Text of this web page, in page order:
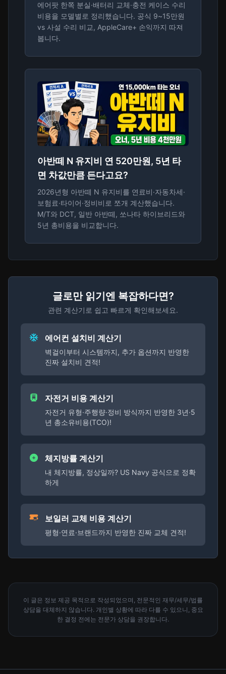
에어팟 한쪽 분실·배터리 교체·충전 케이스 수리
비용을 모델별로 정리했습니다. 공식 9~15만원
vs 사설 수리 비교, AppleCare+ 손익까지 따져
봅니다.
아반떼 N 유지비 연 520만원, 5년 타
면 차값만큼 든다고요?
2026년형 아반떼 N 유지비를 연료비·자동차세·
보험료·타이어·정비비로 쪼개 계산했습니다.
M/T와 DCT, 일반 아반떼, 쏘나타 하이브리드와
5년 총비용을 비교합니다.
글로만 읽기엔 복잡하다면?
관련 계산기로 쉽고 빠르게 확인해보세요.
에어컨 설치비 계산기
벽걸이부터 시스템까지, 추가 옵션까지 반영한
진짜 설치비 견적!
자전거 비용 계산기
자전거 유형·주행량·정비 방식까지 반영한 3년·5
년 총소유비용(TCO)!
체지방률 계산기
내 체지방률, 정상일까? US Navy 공식으로 정확
하게
보일러 교체 비용 계산기
평형·연료·브랜드까지 반영한 진짜 교체 견적!
이 글은 정보 제공 목적으로 작성되었으며, 전문적인 재무/세무/법률
상담을 대체하지 않습니다. 개인별 상황에 따라 다를 수 있으니, 중요
한 결정 전에는 전문가 상담을 권장합니다.